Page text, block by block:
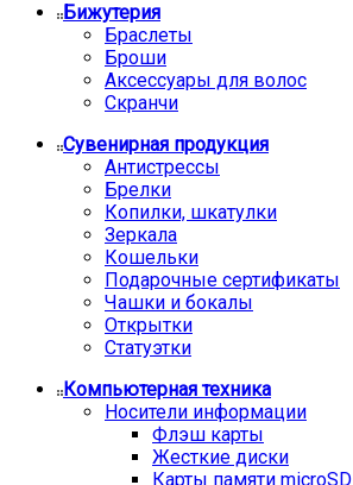
Бижутерия
Браслеты
Броши
Аксессуары для волос
Скранчи
Сувенирная продукция
Антистрессы
Брелки
Копилки, шкатулки
Зеркала
Кошельки
Подарочные сертификаты
Чашки и бокалы
Открытки
Статуэтки
Компьютерная техника
Носители информации
Флэш карты
Жесткие диски
Карты памяти microSD